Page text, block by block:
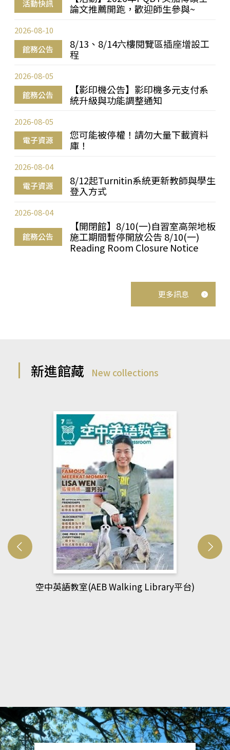
活動快訊
論文推薦開跑，歡迎師生參與~
館務公告
8/13、8/14六樓閱覽區插座增設工
程
2026-08-10
館務公告
【影印機公告】影印機多元支付系
統升級與功能調整通知
2026-08-05
電子資源
您可能被停權！請勿大量下載資料
庫！
2026-08-05
電子資源
8/12起Turnitin系統更新教師與學生
登入方式
2026-08-04
館務公告
【開閉館】8/10(一)自習室高架地板
施工期間暫停開放公告 8/10(一)
Reading Room Closure Notice
2026-08-04
更多訊息
新進館藏 New collections
網管人(kono平台)